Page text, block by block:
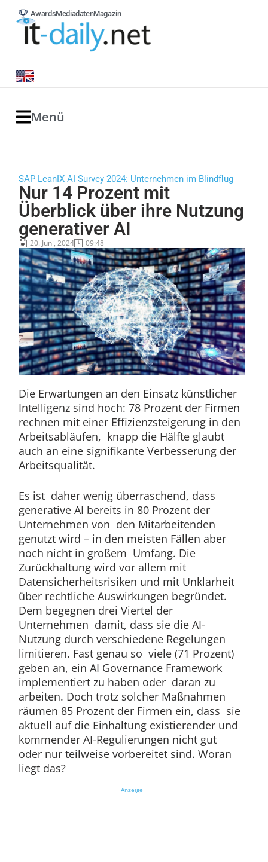
AwardsMediadatenMagazin
Menü
SAP LeanIX AI Survey 2024: Unternehmen im Blindflug
Nur 14 Prozent mit
Überblick über ihre Nutzung
generativer AI
20. Juni, 2024 09:48
Die Erwartungen an den Einsatz künstlicher
Intelligenz sind hoch: 78 Prozent der Firmen
rechnen mit einer Effizienzsteigerung in den
Arbeitsabläufen, knapp die Hälfte glaubt
auch an eine signifikante Verbesserung der
Arbeitsqualität.
Es ist daher wenig überraschend, dass
generative AI bereits in 80 Prozent der
Unternehmen von den Mitarbeitenden
genutzt wird – in den meisten Fällen aber
noch nicht in großem Umfang. Die
Zurückhaltung wird vor allem mit
Datensicherheitsrisiken und mit Unklarheit
über rechtliche Auswirkungen begründet.
Dem begegnen drei Viertel der
Unternehmen damit, dass sie die AI-
Nutzung durch verschiedene Regelungen
limitieren. Fast genau so viele (71 Prozent)
geben an, ein AI Governance Framework
implementiert zu haben oder daran zu
arbeiten. Doch trotz solcher Maßnahmen
räumen 85 Prozent der Firmen ein, dass sie
aktuell auf die Einhaltung existierender und
kommender AI-Regulierungen nicht gut
oder nur teilweise vorbereitet sind. Woran
liegt das?
Anzeige